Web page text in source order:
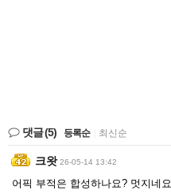
댓글(5) 등록순 최신순
크왓 26-05-14 13:42
어픽 부적은 합성하나요? 멋지네요